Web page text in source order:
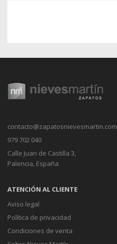
contacto@zapatosnievesmartin.com
979 702 040
Calle Juan de Castilla 3,
Palencia, España
ATENCIÓN AL CLIENTE
Aviso legal
Política de privacidad
Condiciones de venta